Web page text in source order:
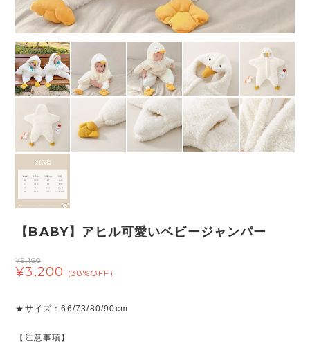
【BABY】アヒル可愛いベビージャンパー
¥5,160
¥3,200 (38%OFF)
★サイズ：66/73/80/90cm
【注意事項】